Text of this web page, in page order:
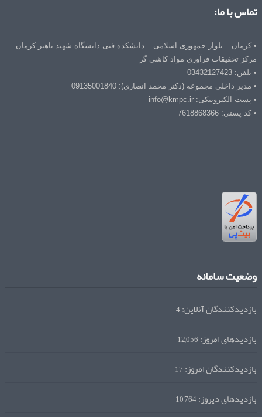
تماس با ما:
• کرمان – بلوار جمهوری اسلامی – دانشکده فنی دانشگاه شهید باهنر کرمان –
مرکز تحقیقات فرآوری مواد کاشی گر
• تلفن: 03432127423
• مدیر داخلی مجموعه (دکتر محمد انصاری): 09135001840
• پست الکترونیکی: info@kmpc.ir
• کد پستی: 7618868366
وضعیت سامانه
بازدیدکنندگان آنلاین:4
بازدیدهای امروز:12,056
بازدیدکنندگان امروز:17
بازدیدهای دیروز:10,764